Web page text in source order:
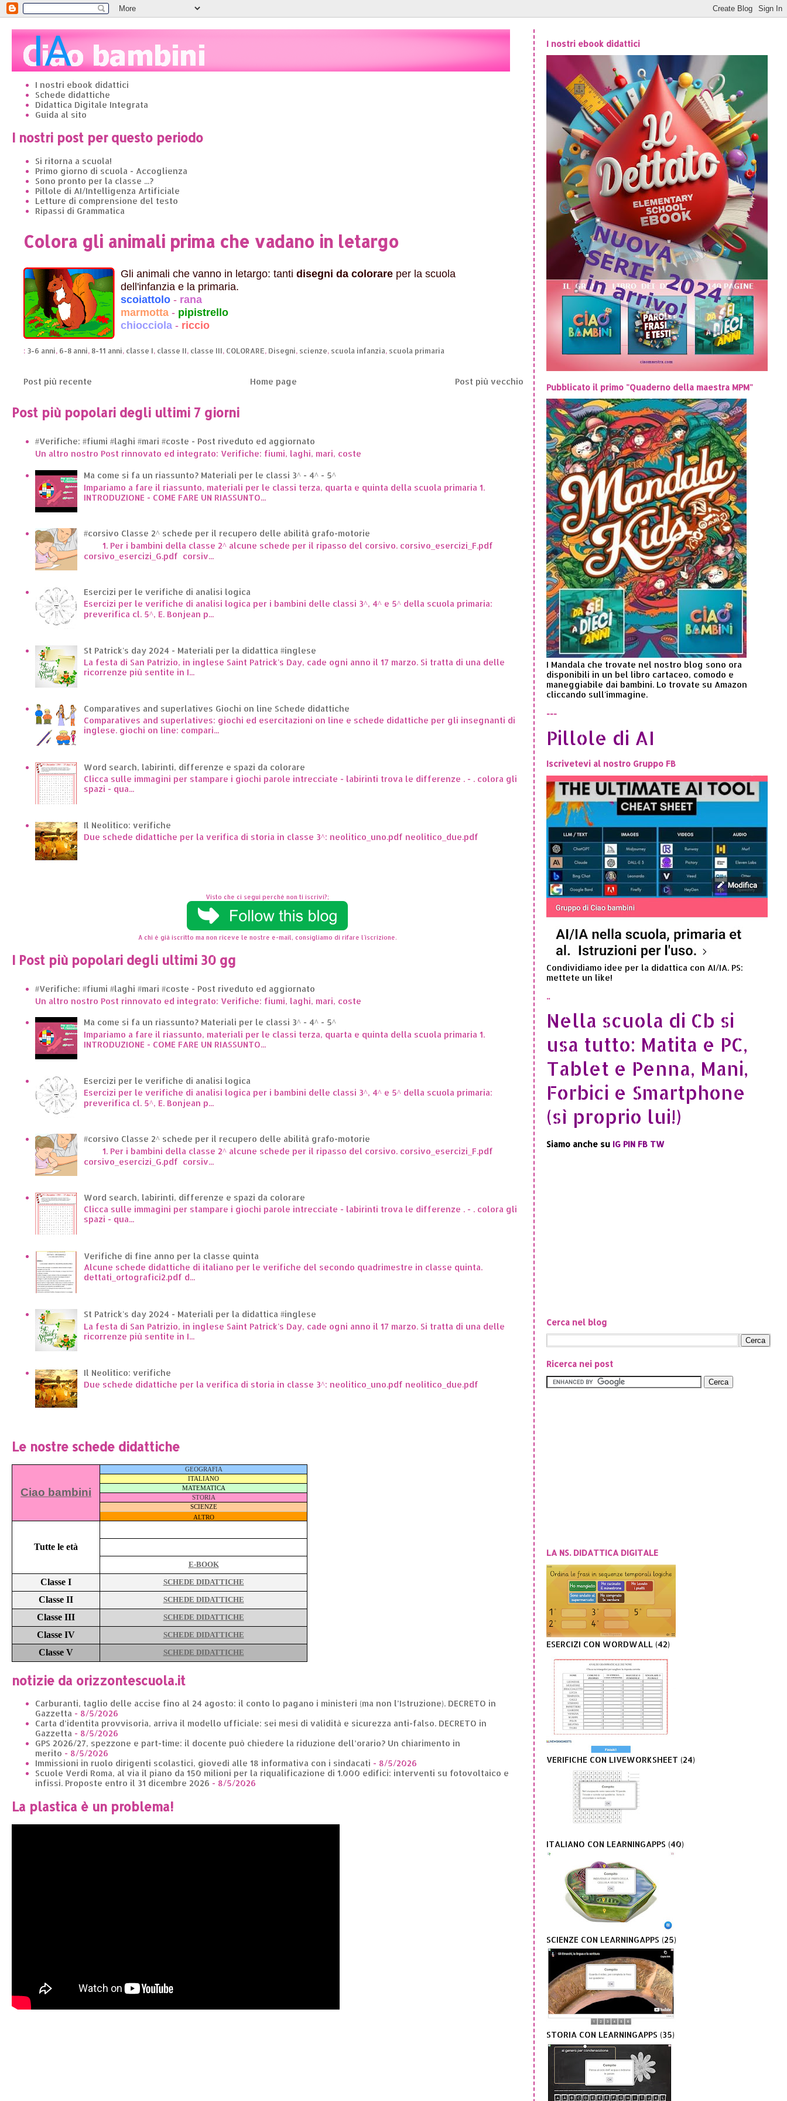
I nostri ebook didattici
Schede didattiche
Didattica Digitale Integrata
Guida al sito
I nostri post per questo periodo
Si ritorna a scuola!
Primo giorno di scuola - Accoglienza
Sono pronto per la classe ...?
Pillole di AI/Intelligenza Artificiale
Letture di comprensione del testo
Ripassi di Grammatica
Colora gli animali prima che vadano in letargo
Gli animali che vanno in letargo: tanti disegni da colorare per la scuola
dell'infanzia e la primaria.
scoiattolo - rana
marmotta - pipistrello
chiocciola - riccio
: 3-6 anni, 6-8 anni, 8-11 anni, classe I, classe II, classe III, COLORARE, Disegni, scienze, scuola infanzia, scuola primaria
Post più recente Post più vecchio
Home page
Post più popolari degli ultimi 7 giorni
#Verifiche: #fiumi #laghi #mari #coste - Post riveduto ed aggiornato
Un altro nostro Post rinnovato ed integrato: Verifiche: fiumi, laghi, mari, coste
Ma come si fa un riassunto? Materiali per le classi 3^ - 4^ - 5^
Impariamo a fare il riassunto, materiali per le classi terza, quarta e quinta della scuola primaria 1.
INTRODUZIONE - COME FARE UN RIASSUNTO...
#corsivo Classe 2^ schede per il recupero delle abilità grafo-motorie
1. Per i bambini della classe 2^ alcune schede per il ripasso del corsivo. corsivo_esercizi_F.pdf
corsivo_esercizi_G.pdf corsiv...
Esercizi per le verifiche di analisi logica
Esercizi per le verifiche di analisi logica per i bambini delle classi 3^, 4^ e 5^ della scuola primaria:
preverifica cl. 5^, E. Bonjean p...
St Patrick's day 2024 - Materiali per la didattica #inglese
La festa di San Patrizio, in inglese Saint Patrick's Day, cade ogni anno il 17 marzo. Si tratta di una delle
ricorrenze più sentite in I...
Comparatives and superlatives Giochi on line Schede didattiche
Comparatives and superlatives: giochi ed esercitazioni on line e schede didattiche per gli insegnanti di
inglese. giochi on line: compari...
Word search, labirinti, differenze e spazi da colorare
Clicca sulle immagini per stampare i giochi parole intrecciate - labirinti trova le differenze . - . colora gli
spazi - qua...
Il Neolitico: verifiche
Due schede didattiche per la verifica di storia in classe 3^: neolitico_uno.pdf neolitico_due.pdf
Visto che ci segui perchè non ti iscrivi?;
A chi è già iscritto ma non riceve le nostre e-mail, consigliamo di rifare l'iscrizione.
I Post più popolari degli ultimi 30 gg
#Verifiche: #fiumi #laghi #mari #coste - Post riveduto ed aggiornato
Un altro nostro Post rinnovato ed integrato: Verifiche: fiumi, laghi, mari, coste
Ma come si fa un riassunto? Materiali per le classi 3^ - 4^ - 5^
Impariamo a fare il riassunto, materiali per le classi terza, quarta e quinta della scuola primaria 1.
INTRODUZIONE - COME FARE UN RIASSUNTO...
Esercizi per le verifiche di analisi logica
Esercizi per le verifiche di analisi logica per i bambini delle classi 3^, 4^ e 5^ della scuola primaria:
preverifica cl. 5^, E. Bonjean p...
#corsivo Classe 2^ schede per il recupero delle abilità grafo-motorie
1. Per i bambini della classe 2^ alcune schede per il ripasso del corsivo. corsivo_esercizi_F.pdf
corsivo_esercizi_G.pdf corsiv...
Word search, labirinti, differenze e spazi da colorare
Clicca sulle immagini per stampare i giochi parole intrecciate - labirinti trova le differenze . - . colora gli
spazi - qua...
Verifiche di fine anno per la classe quinta
Alcune schede didattiche di italiano per le verifiche del secondo quadrimestre in classe quinta.
dettati_ortografici2.pdf d...
St Patrick's day 2024 - Materiali per la didattica #inglese
La festa di San Patrizio, in inglese Saint Patrick's Day, cade ogni anno il 17 marzo. Si tratta di una delle
ricorrenze più sentite in I...
Il Neolitico: verifiche
Due schede didattiche per la verifica di storia in classe 3^: neolitico_uno.pdf neolitico_due.pdf
Le nostre schede didattiche
Ciao bambini
GEOGRAFIA
ITALIANO
MATEMATICA
STORIA
SCIENZE
ALTRO
Tutte le età
E-BOOK
Classe I SCHEDE DIDATTICHE
Classe II SCHEDE DIDATTICHE
Classe III SCHEDE DIDATTICHE
Classe IV SCHEDE DIDATTICHE
Classe V SCHEDE DIDATTICHE
notizie da orizzontescuola.it
Carburanti, taglio delle accise fino al 24 agosto: il conto lo pagano i ministeri (ma non l’Istruzione). DECRETO in
Gazzetta - 8/5/2026
Carta d’identita provvisoria, arriva il modello ufficiale: sei mesi di validità e sicurezza anti-falso. DECRETO in
Gazzetta - 8/5/2026
GPS 2026/27, spezzone e part-time: il docente può chiedere la riduzione dell’orario? Un chiarimento in
merito - 8/5/2026
Immissioni in ruolo dirigenti scolastici, giovedì alle 18 informativa con i sindacati - 8/5/2026
Scuole Verdi Roma, al via il piano da 150 milioni per la riqualificazione di 1.000 edifici: interventi su fotovoltaico e
infissi. Proposte entro il 31 dicembre 2026 - 8/5/2026
La plastica è un problema!
I nostri ebook didattici
Pubblicato il primo "Quaderno della maestra MPM"
I Mandala che trovate nel nostro blog sono ora
disponibili in un bel libro cartaceo, comodo e
maneggiabile dai bambini. Lo trovate su Amazon
cliccando sull'immagine.
---
Pillole di AI
Iscrivetevi al nostro Gruppo FB
Condividiamo idee per la didattica con AI/IA. PS:
mettete un like!
..
Nella scuola di Cb si
usa tutto: Matita e PC,
Tablet e Penna, Mani,
Forbici e Smartphone
(sì proprio lui!)
Siamo anche su IG PIN FB TW
Cerca nel blog
Ricerca nei post
LA NS. DIDATTICA DIGITALE
ESERCIZI CON WORDWALL (42)
VERIFICHE CON LIVEWORKSHEET (24)
ITALIANO CON LEARNINGAPPS (40)
SCIENZE CON LEARNINGAPPS (25)
STORIA CON LEARNINGAPPS (35)